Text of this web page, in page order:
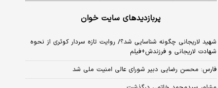
پربازدیدهای سایت خوان
شهید لاریجانی چگونه شناسایی شد؟/ روایت تازه سردار کوثری از نحوه
شهادت لاریجانی و فرزندش+فیلم
فارس: محسن رضایی دبیر شورای عالی امنیت ملی شد